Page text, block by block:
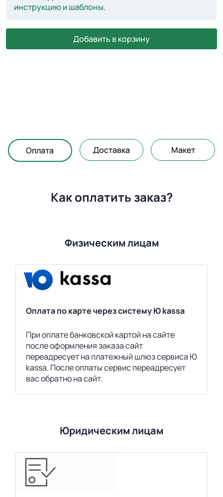
инструкцию и шаблоны.
Добавить в корзину
Оплата Доставка Макет
Как оплатить заказ?
Физическим лицам
Оплата по карте через систему Ю kassa
При оплате банковской картой на сайте
после оформления заказа сайт
переадресует на платежный шлюз сервиса Ю
kassa. После оплаты сервис переадресует
вас обратно на сайт.
Юридическим лицам